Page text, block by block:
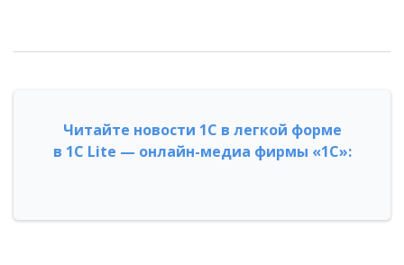
Читайте новости 1С в легкой форме
в 1С Lite — онлайн-медиа фирмы «1С»: